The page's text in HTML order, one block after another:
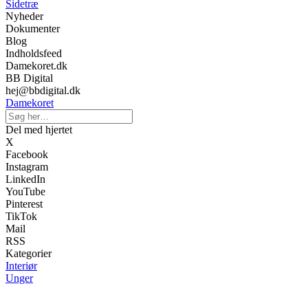
Sidetræ
Nyheder
Dokumenter
Blog
Indholdsfeed
Damekoret.dk
BB Digital
hej@bbdigital.dk
Damekoret
Del med hjertet
X
Facebook
Instagram
LinkedIn
YouTube
Pinterest
TikTok
Mail
RSS
Kategorier
Interiør
Unger